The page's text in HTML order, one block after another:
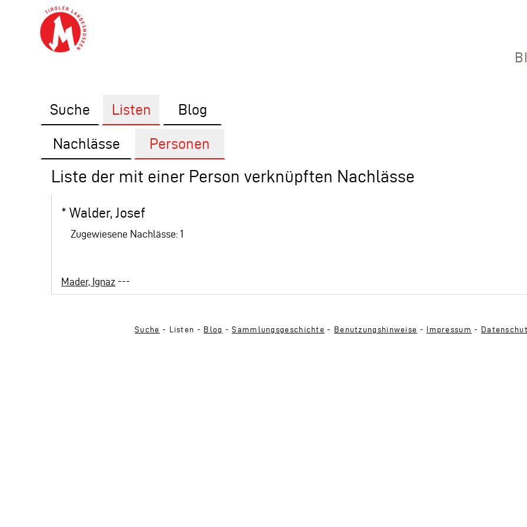
Suche Listen Blog
Nachlässe Personen
Liste der mit einer Person verknüpften Nachlässe
*Walder, Josef
Zugewiesene Nachlässe: 1
Mader, Ignaz ---
Suche - Listen - Blog -Sammlungsgeschichte - Benutzungshinweise - Impressum -